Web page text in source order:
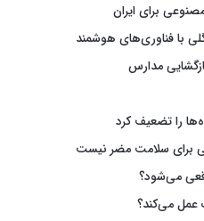
با فناوری‌های هوشمند
را تضعیف کرد
برای سلامت مضر نیست
می‌شود؟
عمل می‌کند؟